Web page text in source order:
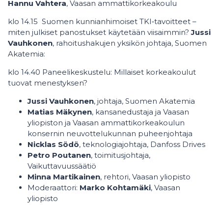
Hannu Vahtera, Vaasan ammattikorkeakoulu
klo 14.15 Suomen kunnianhimoiset TKI‑tavoitteet –
miten julkiset panostukset käytetään viisaimmin?Jussi
Vauhkonen, rahoitushakujen yksikön johtaja, Suomen
Akatemia:
klo 14.40 Paneelikeskustelu: Millaiset korkeakoulut
tuovat menestyksen?
Jussi Vauhkonen, johtaja, Suomen Akatemia
Matias Mäkynen, kansanedustaja ja Vaasan
yliopiston ja Vaasan ammattikorkeakoulun
konsernin neuvottelukunnan puheenjohtaja
Nicklas Södö, teknologiajohtaja, Danfoss Drives
Petro Poutanen, toimitusjohtaja,
Vaikuttavuussäätiö
Minna Martikainen, rehtori, Vaasan yliopisto
Moderaattori: Marko Kohtamäki, Vaasan
yliopisto